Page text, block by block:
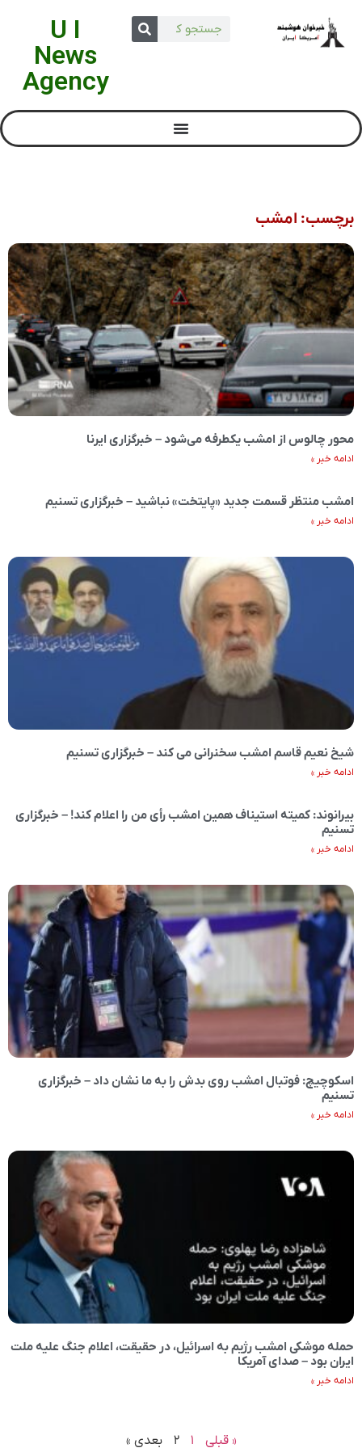
U I
News
Agency
برچسب: امشب
محور چالوس از امشب یکطرفه می‌شود – خبرگزاری ایرنا
ادامه خبر »
امشب منتظر قسمت جدید «پایتخت» نباشید – خبرگزاری تسنیم
ادامه خبر »
شیخ نعیم قاسم امشب سخنرانی می کند – خبرگزاری تسنیم
ادامه خبر »
بیرانوند: کمیته استیناف همین امشب رأی من را اعلام کند! – خبرگزاری
تسنیم
ادامه خبر »
اسکوچیچ: فوتبال امشب روی بدش را به ما نشان داد – خبرگزاری
تسنیم
ادامه خبر »
حمله موشکی امشب رژیم به اسرائیل، در حقیقت، اعلام جنگ علیه ملت
ایران بود – صدای آمریکا
ادامه خبر »
« قبلی ۱ ۲ بعدی »